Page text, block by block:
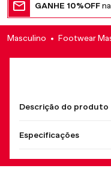
GANHE 10%OFF
Masculino Footwear
Descrição do produto
Especificações